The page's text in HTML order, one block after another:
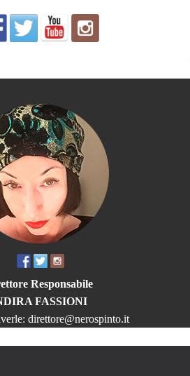
Responsabile
FASSIONI
direttore@nerospinto.it